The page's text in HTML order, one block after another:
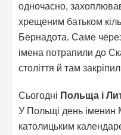
одночасно,
хрещеним батьком
Бернадота. Саме через
імена потрапили до
століття й там
Сьогодні Польща і
У Польщі день
католицьким